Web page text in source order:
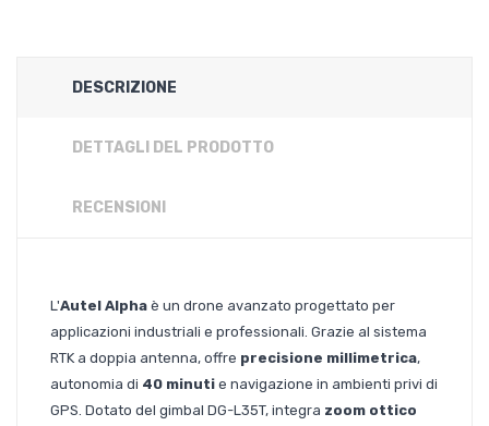
DESCRIZIONE
DETTAGLI DEL PRODOTTO
RECENSIONI
L'Autel Alpha è un drone avanzato progettato per
applicazioni industriali e professionali. Grazie al sistema
RTK a doppia antenna, offre precisione millimetrica,
autonomia di 40 minuti e navigazione in ambienti privi di
GPS. Dotato del gimbal DG-L35T, integra zoom ottico